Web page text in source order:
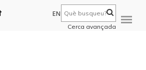
EN
Cerca avançada